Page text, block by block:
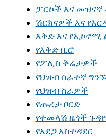
ፓርኮች እና
ሽርክናዎች እና
እቅድ እና የኢኮኖሚ
የእቅድ ቢሮ
የፖሊስ ቅሬታዎች
የህዝብ ሰራተኛ
የህዝብ ስራዎች
የጡረታ ቦርድ
የተመላሽ ዜጎች
የአደጋ አስተዳደር